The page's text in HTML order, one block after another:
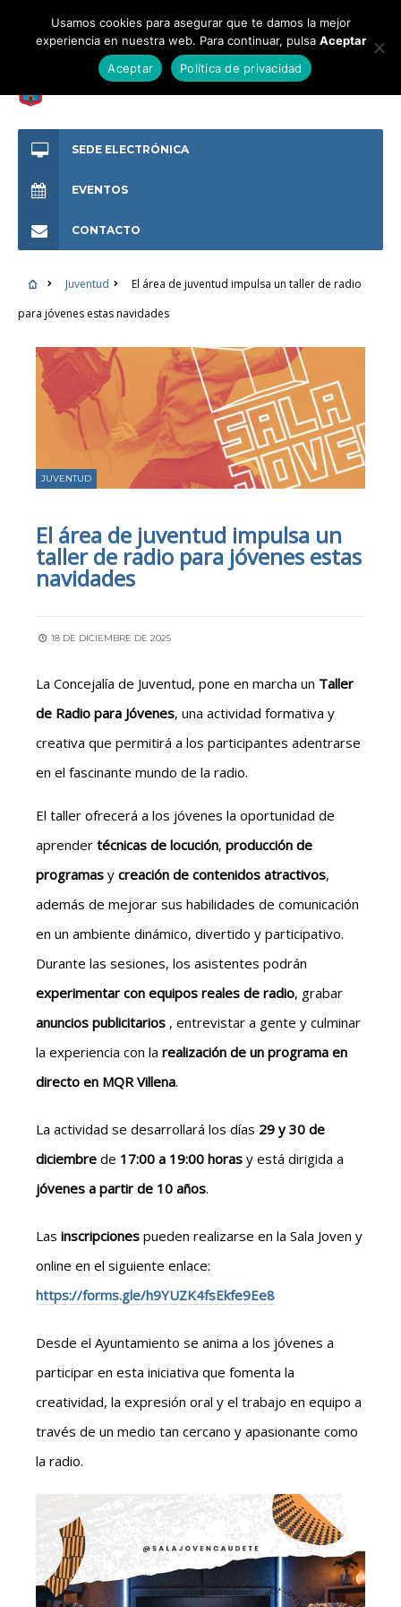
SEDE ELECTRÓNICA
EVENTOS
CONTACTO
Juventud
El área de juventud impulsa un taller de radio
para jóvenes estas navidades
JUVENTUD
El área de juventud impulsa un
taller de radio para jóvenes estas
navidades
18 DE DICIEMBRE DE 2025
La Concejalía de Juventud, pone en marcha un Taller
de Radio para Jóvenes, una actividad formativa y
creativa que permitirá a los participantes adentrarse
en el fascinante mundo de la radio.
El taller ofrecerá a los jóvenes la oportunidad de
aprender técnicas de locución, producción de
programas y creación de contenidos atractivos,
además de mejorar sus habilidades de comunicación
en un ambiente dinámico, divertido y participativo.
Durante las sesiones, los asistentes podrán
experimentar con equipos reales de radio, grabar
anuncios publicitarios , entrevistar a gente y culminar
la experiencia con la realización de un programa en
directo en MQR Villena.
La actividad se desarrollará los días 29 y 30 de
diciembre de 17:00 a 19:00 horas y está dirigida a
jóvenes a partir de 10 años.
Las inscripciones pueden realizarse en la Sala Joven y
online en el siguiente enlace:
https://forms.gle/h9YUZK4fsEkfe9Ee8
Desde el Ayuntamiento se anima a los jóvenes a
participar en esta iniciativa que fomenta la
creatividad, la expresión oral y el trabajo en equipo a
través de un medio tan cercano y apasionante como
la radio.
Usamos cookies para asegurar que te damos la mejor
experiencia en nuestra web. Para continuar, pulsa Aceptar
Aceptar
Política de privacidad